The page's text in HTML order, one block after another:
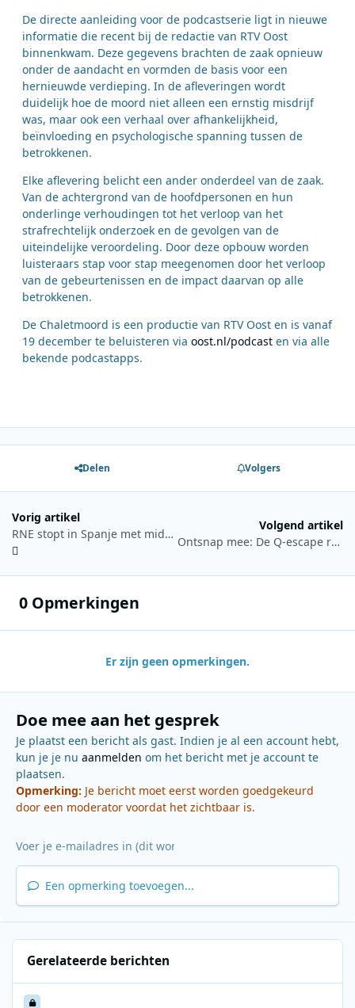
De directe aanleiding voor de podcastserie ligt in nieuwe
informatie die recent bij de redactie van RTV Oost
binnenkwam. Deze gegevens brachten de zaak opnieuw
onder de aandacht en vormden de basis voor een
hernieuwde verdieping. In de afleveringen wordt
duidelijk hoe de moord niet alleen een ernstig misdrijf
was, maar ook een verhaal over afhankelijkheid,
beïnvloeding en psychologische spanning tussen de
betrokkenen.
Elke aflevering belicht een ander onderdeel van de zaak.
Van de achtergrond van de hoofdpersonen en hun
onderlinge verhoudingen tot het verloop van het
strafrechtelijk onderzoek en de gevolgen van de
uiteindelijke veroordeling. Door deze opbouw worden
luisteraars stap voor stap meegenomen door het verloop
van de gebeurtenissen en de impact daarvan op alle
betrokkenen.
De Chaletmoord is een productie van RTV Oost en is vanaf
19 december te beluisteren via oost.nl/podcast en via alle
bekende podcastapps.
Delen Volgers
Vorig artikel
RNE stopt in Spanje met middengolf en zet in op FM, DAB+ en online luisteren
Volgend artikel
Ontsnap mee: De Q-escape room keert terug met Mattie, Marieke, Domien & Bram
0 Opmerkingen
Er zijn geen opmerkingen.
Doe mee aan het gesprek
Je plaatst een bericht als gast. Indien je al een account hebt,
kun je je nu aanmelden om het bericht met je account te
plaatsen.
Opmerking: Je bericht moet eerst worden goedgekeurd
door een moderator voordat het zichtbaar is.
Een opmerking toevoegen...
Gerelateerde berichten